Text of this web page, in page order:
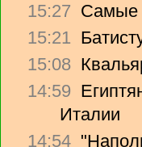
15:27 Самые
15:21
15:08
14:59
Италии
14:54